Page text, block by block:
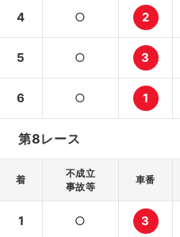
4 ○ 2
5 ○ 3
6 ○ 1
第8レース
着
不成立
事故等
車番
1 ○ 3